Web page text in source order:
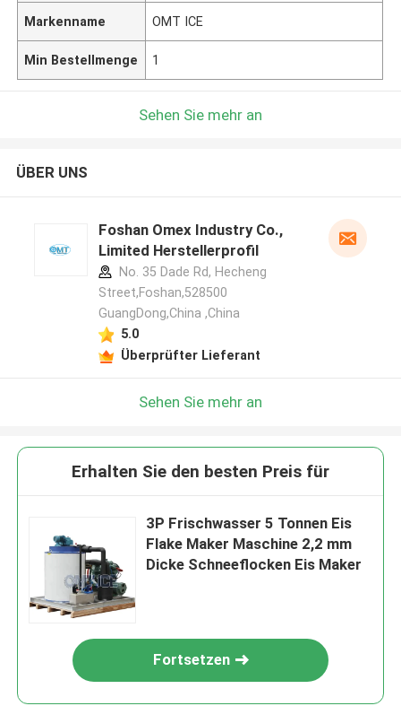
Markenname OMT ICE
Min Bestellmenge 1
Sehen Sie mehr an
ÜBER UNS
Foshan Omex Industry Co.,
Limited Herstellerprofil
No. 35 Dade Rd, Hecheng
Street,Foshan,528500
GuangDong,China ,China
5.0
Überprüfter Lieferant
Sehen Sie mehr an
Erhalten Sie den besten Preis für
3P Frischwasser 5 Tonnen Eis
Flake Maker Maschine 2,2 mm
Dicke Schneeflocken Eis Maker
Fortsetzen